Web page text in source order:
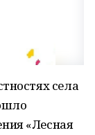
села
«Лесная